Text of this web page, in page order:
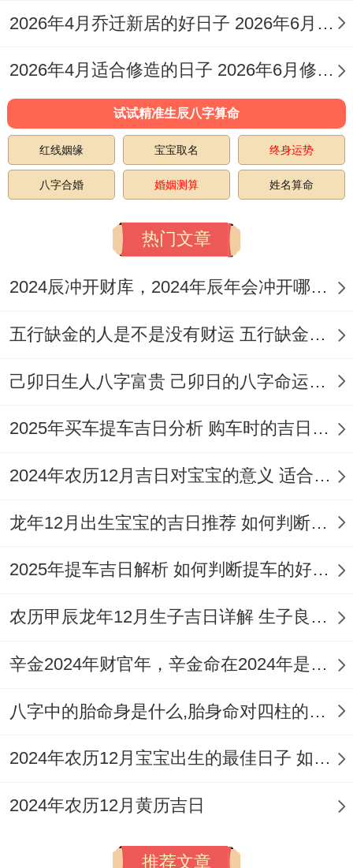
2026年4月乔迁新居的好日子 2026年6月乔迁入宅最好的日子
2026年4月适合修造的日子 2026年6月修造吉日
试试精准生辰八字算命
红线姻缘 宝宝取名 终身运势
八字合婚 婚姻测算 姓名算命
热门文章
2024辰冲开财库，2024年辰年会冲开哪些人的财库
五行缺金的人是不是没有财运 五行缺金的人命运好不好
己卯日生人八字富贵 己卯日的八字命运如何
2025年买车提车吉日分析 购车时的吉日与禁忌
2024年农历12月吉日对宝宝的意义 适合龙年宝宝出生的日子有哪些
龙年12月出生宝宝的吉日推荐 如何判断吉日是否适合宝宝
2025年提车吉日解析 如何判断提车的好日子
农历甲辰龙年12月生子吉日详解 生子良辰的影响因素
辛金2024年财官年，辛金命在2024年是财官年还是财印年
八字中的胎命身是什么,胎身命对四柱的影响
2024年农历12月宝宝出生的最佳日子 如何挑选适合的吉日
2024年农历12月黄历吉日
推荐文章